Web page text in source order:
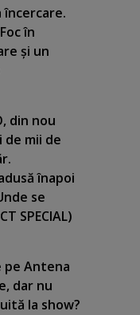
încercare.
în
şi un
din nou
de mii de
înapoi
se
SPECIAL)
pe Antena
dar nu
la show?